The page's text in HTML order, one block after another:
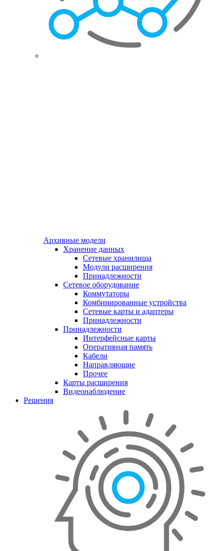
Архивные модели
Хранение данных
Сетевые хранилища
Модули расширения
Принадлежности
Сетевое оборудование
Коммутаторы
Комбинированные устройства
Сетевые карты и адаптеры
Принадлежности
Принадлежности
Интерфейсные карты
Оперативная память
Кабели
Направляющие
Прочее
Карты расширения
Видеонаблюдение
Решения